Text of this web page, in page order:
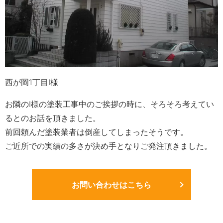
西が岡1丁目I様
お隣のI様の塗装工事中のご挨拶の時に、そろそろ考えてい
るとのお話を頂きました。
前回頼んだ塗装業者は倒産してしまったそうです。
ご近所での実績の多さが決め手となりご発注頂きました。
お問い合わせはこちら